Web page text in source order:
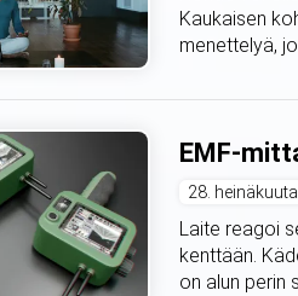
Kaukaisen
menettelyä,
EMF-
28.
Laite reagoi
kenttään.
on alun perin